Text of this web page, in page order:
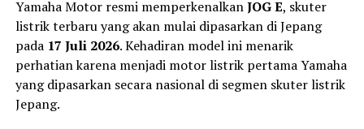
Dimensi dek yang mencapai 276 mm x 450 mm
Yamaha Motor resmi memperkenalkanJOG E, skuter
listrik terbaru yang akan mulai dipasarkan di Jepang
pada 17 Juli 2026. Kehadiran model ini menarik
perhatian karena menjadi motor listrik pertama Yamaha
yang dipasarkan secara nasional di segmen skuter listrik
Jepang.